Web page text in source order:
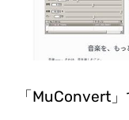
「MuConvert